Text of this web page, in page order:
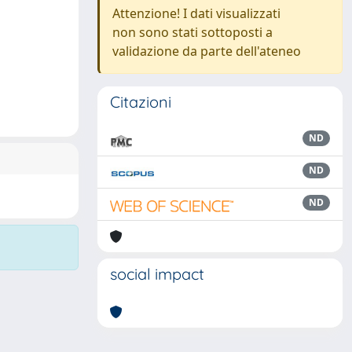
Attenzione! I dati visualizzati
non sono stati sottoposti a
validazione da parte dell'ateneo
Citazioni
ND
ND
ND
social impact